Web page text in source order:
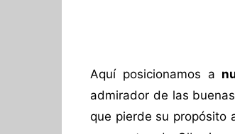
Aquí posicionamos a
admirador de las
que pierde su propósito